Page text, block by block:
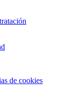
de cookies